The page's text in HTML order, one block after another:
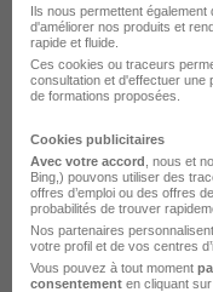
Pleudihen-sur-
6 mois
Voir l’offre
Ils nous permettent également
d'améliorer nos produits et
rapide et fluide.
Ces cookies ou traceurs
consultation et d'effectuer une
de formations proposées.
Cookies publicitaires
Avec votre accord , nous et
Bing,) pouvons utiliser des
offres d’emploi ou des offres
probabilités de trouver
Nos partenaires
votre profil et de vos centres
Vous pouvez à tout moment
consentement en cliquant